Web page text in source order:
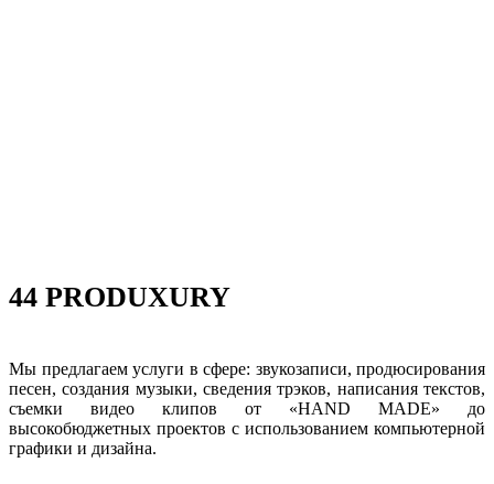
44 PRODUXURY
Мы предлагаем услуги в сфере: звукозаписи, продюсирования
песен, создания музыки, сведения трэков, написания текстов,
съемки видео клипов от «HAND MADE» до
высокобюджетных проектов с использованием компьютерной
графики и дизайна.